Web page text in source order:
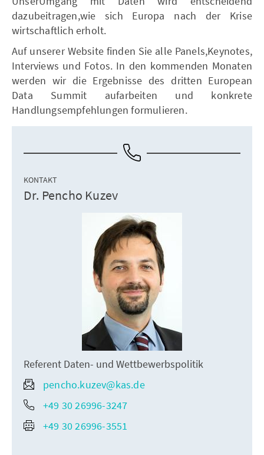
dazubeitragen,wie sich Europa nach der Krise
wirtschaftlich erholt.
Auf unserer Website finden Sie alle Panels,Keynotes,
Interviews und Fotos. In den kommenden Monaten
werden wir die Ergebnisse des dritten European
Data Summit aufarbeiten und konkrete
Handlungsempfehlungen formulieren.
KONTAKT
Dr. Pencho Kuzev
Referent Daten- und Wettbewerbspolitik
pencho.kuzev@kas.de
+49 30 26996-3247
+49 30 26996-3551